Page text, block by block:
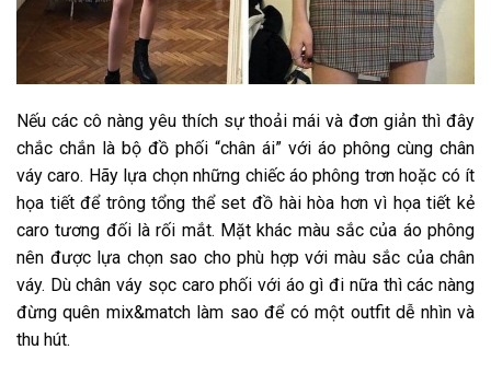
Nếu các cô nàng yêu thích sự thoải mái và đơn giản thì đây
chắc chắn là bộ đồ phối “chân ái” với áo phông cùng chân
váy caro. Hãy lựa chọn những chiếc áo phông trơn hoặc có ít
họa tiết để trông tổng thể set đồ hài hòa hơn vì họa tiết kẻ
caro tương đối là rối mắt. Mặt khác màu sắc của áo phông
nên được lựa chọn sao cho phù hợp với màu sắc của chân
váy. Dù chân váy sọc caro phối với áo gì đi nữa thì các nàng
đừng quên mix&match làm sao để có một outfit dễ nhìn và
thu hút.